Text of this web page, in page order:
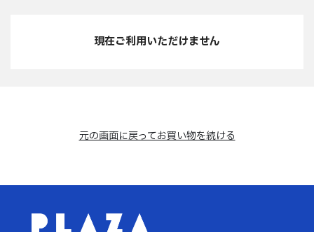
現在ご利用いただけません
元の画面に戻ってお買い物を続ける